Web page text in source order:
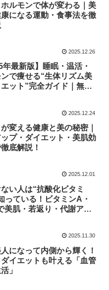
ルモンで体が変わる｜美
康になる運動・食事法を徹
2025.12.26
年最新版】睡眠・温活・
で痩せる“生体リズム美
ット”完全ガイド｜無理
2025.12.24
が変える健康と美の秘密｜
プ・ダイエット・美肌効
底解説！
2025.12.01
ない人は“抗酸化ビタミ
っている！ビタミンA・
美肌・若返り・代謝アッ
2025.11.30
になって内側から輝く！
イエットも叶える「血管
」